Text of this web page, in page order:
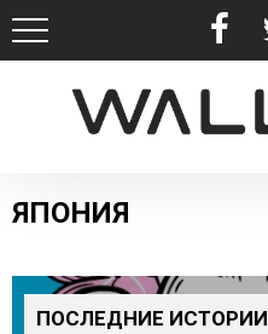
ЯПОНИЯ
ПОСЛЕДНИЕ ИСТОРИИ